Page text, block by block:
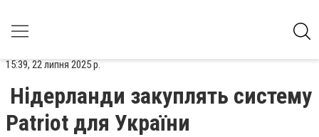
15:39, 22 липня 2025 р.
Нідерланди закуплять систему
Patriot для України